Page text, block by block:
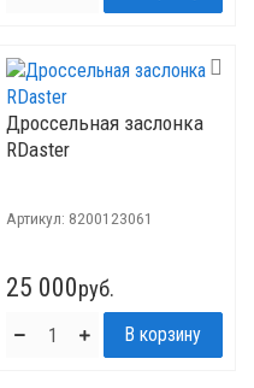
Дроссельная заслонка
RDaster
Артикул: 8200123061
25 000руб.